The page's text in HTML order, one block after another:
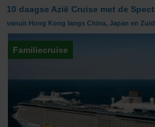
10 daagse Azië Cruise met de
vanuit Hong Kong langs China, Japan en
Familiecruise